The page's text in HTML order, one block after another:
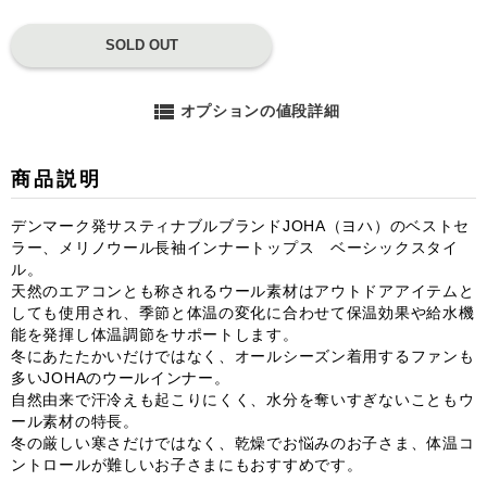
SOLD OUT
view_list オプションの値段詳細
商品説明
デンマーク発サスティナブルブランドJOHA（ヨハ）のベストセ
ラー、メリノウール長袖インナートップス ベーシックスタイ
ル。
天然のエアコンとも称されるウール素材はアウトドアアイテムと
しても使用され、季節と体温の変化に合わせて保温効果や給水機
能を発揮し体温調節をサポートします。
冬にあたたかいだけではなく、オールシーズン着用するファンも
多いJOHAのウールインナー。
自然由来で汗冷えも起こりにくく、水分を奪いすぎないこともウ
ール素材の特長。
冬の厳しい寒さだけではなく、乾燥でお悩みのお子さま、体温コ
ントロールが難しいお子さまにもおすすめです。